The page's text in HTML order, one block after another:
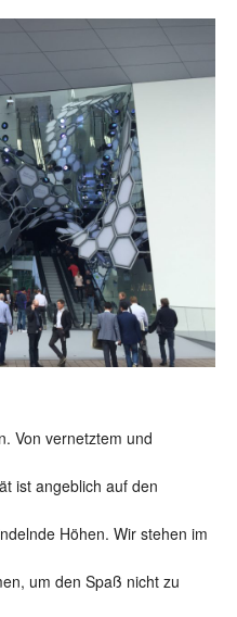
Von vernetztem und
ist angeblich auf den
Höhen. Wir stehen im
um den Spaß nicht zu